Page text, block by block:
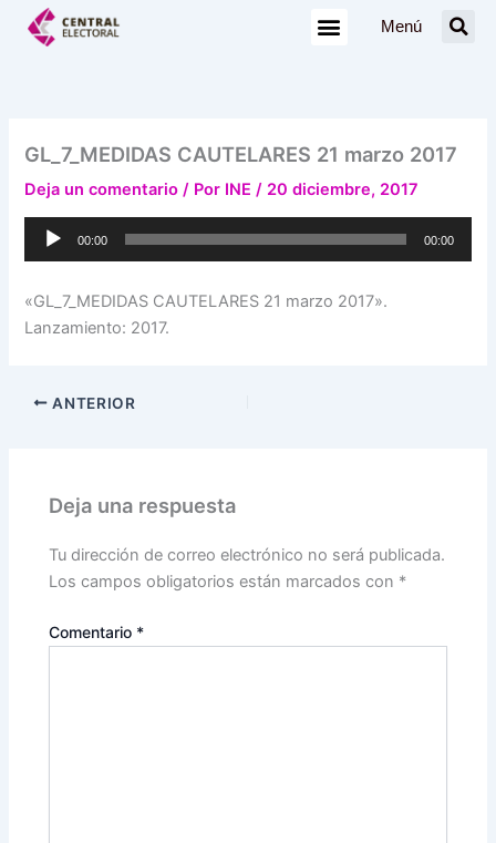
Menú
GL_7_MEDIDAS CAUTELARES 21 marzo 2017
Deja un comentario / Por INE/ 20 diciembre, 2017
Reproductor
00:00 00:00
«GL_7_MEDIDAS CAUTELARES 21 marzo 2017».
Lanzamiento: 2017.
ANTERIOR
Deja una respuesta
Tu dirección de correo electrónico no será publicada.
Los campos obligatorios están marcados con *
Comentario *